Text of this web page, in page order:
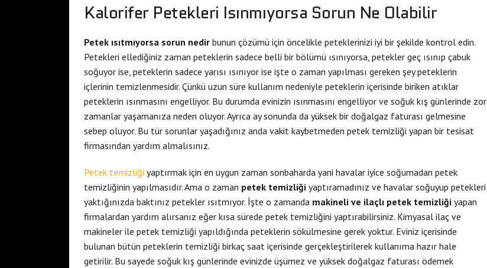
Kalorifer Petekleri Isınmıyorsa Sorun Ne Olabilir
Petek ısıtmıyorsa sorun nedir bunun çözümü için öncelikle peteklerinizi iyi bir şekilde kontrol edin.
Petekleri ellediğiniz zaman peteklerin sadece belli bir bölümü ısınıyorsa, petekler geç ısınıp çabuk
soğuyor ise, peteklerin sadece yarısı ısınıyor ise işte o zaman yapılması gereken şey peteklerin
içlerinin temizlenmesidir. Çünkü uzun süre kullanım nedeniyle peteklerin içerisinde biriken atıklar
peteklerin ısınmasını engelliyor. Bu durumda evinizin ısınmasını engelliyor ve soğuk kış günlerinde zor
zamanlar yaşamanıza neden oluyor. Ayrıca ay sonunda da yüksek bir doğalgaz faturası gelmesine
sebep oluyor. Bu tür sorunlar yaşadığınız anda vakit kaybetmeden petek temizliği yapan bir tesisat
firmasından yardım almalısınız.
Petek temizliği yaptırmak için en uygun zaman sonbaharda yani havalar iyice soğumadan petek
temizliğinin yapılmasıdır. Ama o zaman petek temizliği yaptıramadınız ve havalar soğuyup petekleri
yaktığınızda baktınız petekler ısıtmıyor. İşte o zamanda makineli ve ilaçlı petek temizliği yapan
firmalardan yardım alırsanız eğer kısa sürede petek temizliğini yaptırabilirsiniz. Kimyasal ilaç ve
makineler ile petek temizliği yapıldığında peteklerin sökülmesine gerek yoktur. Eviniz içerisinde
bulunan bütün peteklerin temizliği birkaç saat içerisinde gerçekleştirilerek kullanıma hazır hale
getirilir. Bu sayede soğuk kış günlerinde evinizde üşümez ve yüksek doğalgaz faturası ödemek